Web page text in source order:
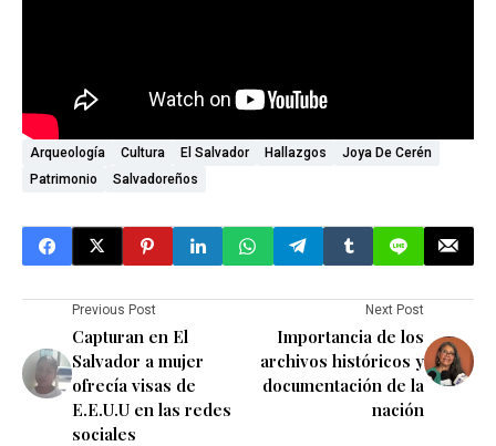
Arqueología Cultura El Salvador Hallazgos
Joya De Cerén
Patrimonio
Salvadoreños
Previous Post
Capturan en El
Salvador a mujer
ofrecía visas de
E.E.U.U en las redes
sociales
Next Post
Importancia de los
archivos históricos y
documentación de la
nación